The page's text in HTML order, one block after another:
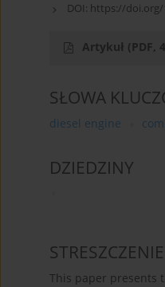
DOI: https://doi.org/
Artykuł (PDF,
SŁOWA
diesel engine
DZIEDZINY
STRESZCZENIE
This paper presents